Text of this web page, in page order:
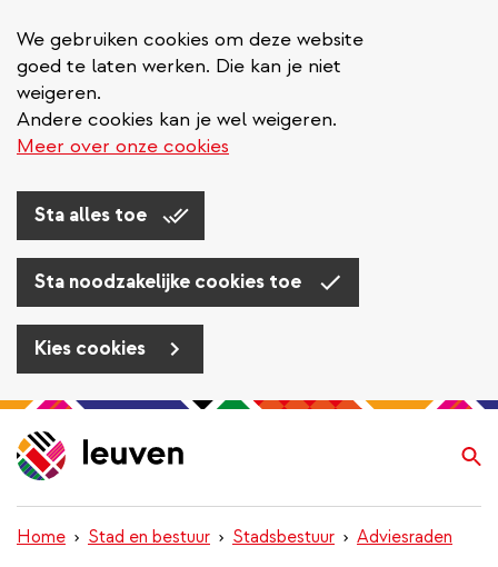
We gebruiken cookies om deze website
goed te laten werken. Die kan je niet
weigeren.
Andere cookies kan je wel weigeren.
Meer over onze cookies
Sta alles toe
Sta noodzakelijke cookies toe
Kies cookies
Overslaan
en
naar
inhoud
gaan
Home Stad en bestuur Stadsbestuur Adviesraden